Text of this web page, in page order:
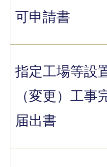
可申請書
指定工場等設
（変更）工事
届出書